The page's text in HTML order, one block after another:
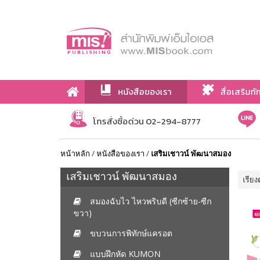
หนังสือของเรา สื่อเสริมทั
เกี่ยวกับเรา
โทรสั่งซื้อด่วน 02-294-8777
หน้าหลัก /หนังสือของเรา / เสริมเชาวน์ พัฒนาสมอง
เสริมเชาวน์ พัฒนาสมอง
สมองฉับไว ไหวพริบดี (ซีกซ้าย-ซีก
ขวา)
ขบวนการพิทักษ์แครอต
แบบฝึกหัด KUMON
เรีย